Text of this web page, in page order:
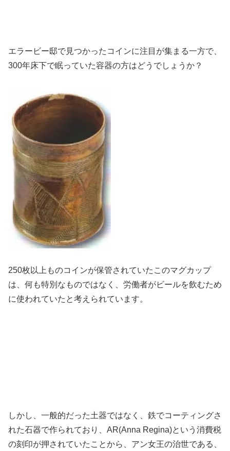
エラービー邸で見つかったコインに注目が集まる一方で、
300年床下で眠っていた容器の方はどうでしょうか？
250枚以上ものコインが保管されていたこのマグカップ
は、何も特別なものではなく、労働者がビールを飲むため
に使われていたと考えられています。
しかし、一般的だった土器ではなく、鉄でコーティングさ
れた石器で作られており、AR(Anna Regina)という消費税
の刻印が押されていたことから、アン女王の治世である、